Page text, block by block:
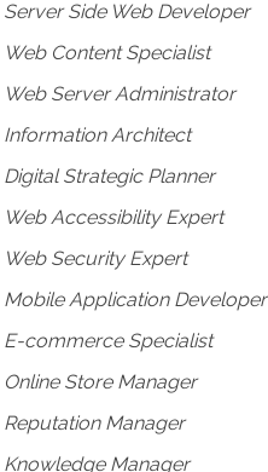
Server Side Web Developer
Web Content Specialist
Web Server Administrator
Information Architect
Digital Strategic Planner
Web Accessibility Expert
Web Security Expert
Mobile Application Developer
E-commerce Specialist
Online Store Manager
Reputation Manager
Knowledge Manager